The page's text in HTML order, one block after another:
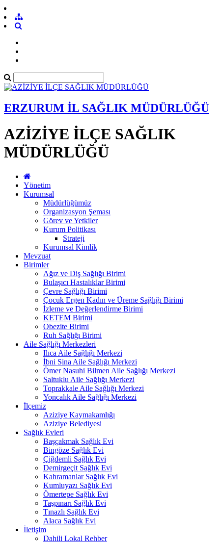
ERZURUM İL SAĞLIK MÜDÜRLÜĞÜ
AZİZİYE İLÇE SAĞLIK
MÜDÜRLÜĞÜ
Yönetim
Kurumsal
Müdürlüğümüz
Organizasyon Şeması
Görev ve Yetkiler
Kurum Politikası
Strateji
Kurumsal Kimlik
Mevzuat
Birimler
Ağız ve Diş Sağlığı Birimi
Bulaşıcı Hastalıklar Birimi
Çevre Sağlığı Birimi
Çocuk Ergen Kadın ve Üreme Sağlığı Birimi
İzleme ve Değerlendirme Birimi
KETEM Birimi
Obezite Birimi
Ruh Sağlığı Birimi
Aile Sağlığı Merkezleri
Ilıca Aile Sağlığı Merkezi
İbni Sina Aile Sağlığı Merkezi
Ömer Nasuhi Bilmen Aile Sağlığı Merkezi
Saltuklu Aile Sağlığı Merkezi
Toprakkale Aile Sağlığı Merkezi
Yoncalık Aile Sağlığı Merkezi
İlçemiz
Aziziye Kaymakamlığı
Aziziye Belediyesi
Sağlık Evleri
Başçakmak Sağlık Evi
Bingöze Sağlık Evi
Çiğdemli Sağlık Evi
Demirgeçit Sağlık Evi
Kahramanlar Sağlık Evi
Kumluyazı Sağlık Evi
Ömertepe Sağlık Evi
Taşpınarı Sağlık Evi
Tınazlı Sağlık Evi
Alaca Sağlık Evi
İletişim
Dahili Lokal Rehber